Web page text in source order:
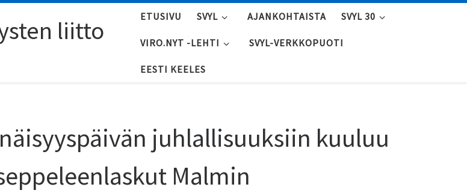
liitto ETUSIVU SVYL AJANKOHTAISTA SVYL 30
VIRO.NYT -LEHTI SVYL-VERKKOPUOTI
EESTI KEELES
juhlallisuuksiin kuuluu
Malmin